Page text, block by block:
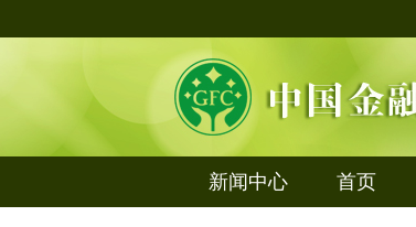
新闻中心 首页